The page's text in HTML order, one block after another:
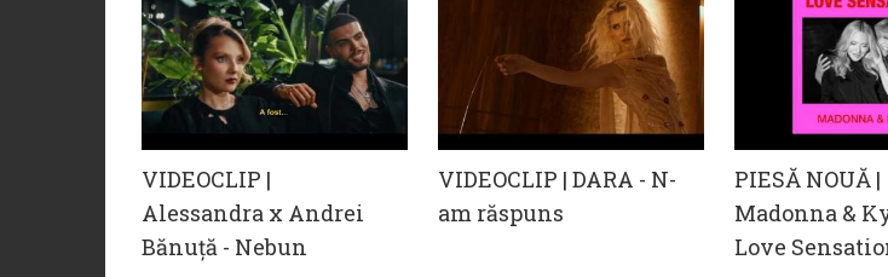
VIDEOCLIP |
Alessandra x Andrei
Bănuță - Nebun
VIDEOCLIP | DARA - N-
am răspuns
PIESĂ NOUĂ |
Madonna &
Love